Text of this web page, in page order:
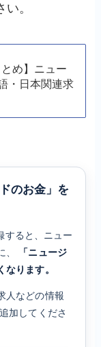
。
とめ】ニュー
・日本関連求
のお金」を
すると、ニュー
、
「ニュージ
ります。
人などの情報
加してくださ